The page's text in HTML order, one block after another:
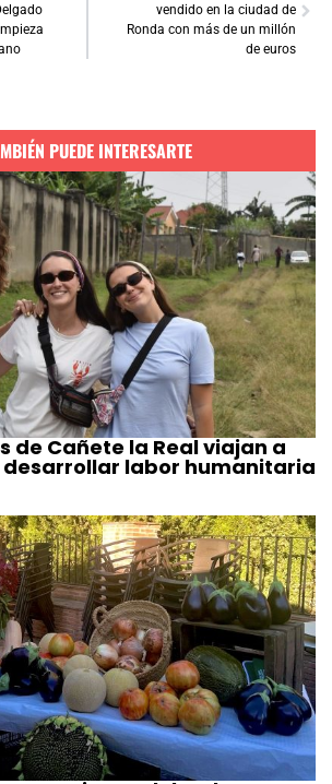
vendido en la ciudad de
Ronda con más de un millón
de euros
PUEDE INTERESARTE
de Cañete la Real viajan a
labor humanitaria